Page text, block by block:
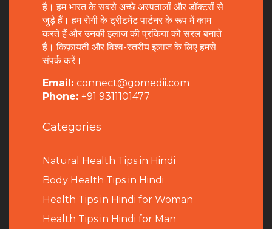
है। हम भारत के सबसे अच्छे अस्पतालों और डॉक्टरों से
जुड़े हैं। हम रोगी के ट्रीटमेंट पार्टनर के रूप में काम
करते हैं और उनकी इलाज की प्रकिया को सरल बनाते
हैं। किफ़ायती और विश्व-स्तरीय इलाज के लिए हमसे
संपर्क करें।
Email: connect@gomedii.com
Phone: +91 9311101477
Categories
Natural Health Tips in Hindi
Body Health Tips in Hindi
Health Tips in Hindi for Woman
Health Tips in Hindi for Man